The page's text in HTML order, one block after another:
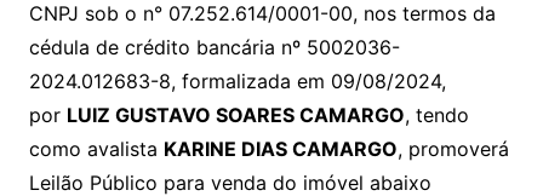
CNPJ sob o n° 07.252.614/0001-00, nos termos da
cédula de crédito bancária nº 5002036-
2024.012683-8, formalizada em 09/08/2024,
por LUIZ GUSTAVO SOARES CAMARGO, tendo
como avalista KARINE DIAS CAMARGO, promoverá
Leilão Público para venda do imóvel abaixo